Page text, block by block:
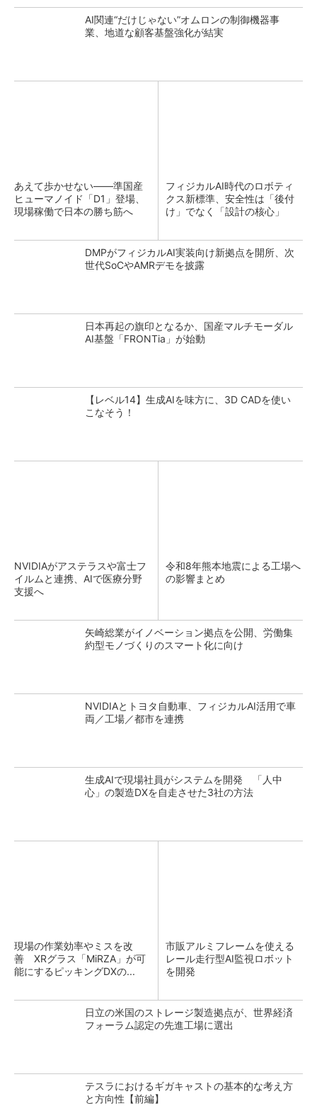
AI関連“だけじゃない”オムロンの制御機器事
業、地道な顧客基盤強化が結実
あえて歩かせない――準国産
ヒューマノイド「D1」登場、
現場稼働で日本の勝ち筋へ
フィジカルAI時代のロボティ
クス新標準、安全性は「後付
け」でなく「設計の核心」
DMPがフィジカルAI実装向け新拠点を開所、次
世代SoCやAMRデモを披露
日本再起の旗印となるか、国産マルチモーダル
AI基盤「FRONTia」が始動
【レベル14】生成AIを味方に、3D CADを使い
こなそう！
NVIDIAがアステラスや富士フ
イルムと連携、AIで医療分野
支援へ
令和8年熊本地震による工場へ
の影響まとめ
矢崎総業がイノベーション拠点を公開、労働集
約型モノづくりのスマート化に向け
NVIDIAとトヨタ自動車、フィジカルAI活用で車
両／工場／都市を連携
生成AIで現場社員がシステムを開発 「人中
心」の製造DXを自走させた3社の方法
現場の作業効率やミスを改
善 XRグラス「MiRZA」が可
能にするピッキングDXの...
市販アルミフレームを使える
レール走行型AI監視ロボット
を開発
日立の米国のストレージ製造拠点が、世界経済
フォーラム認定の先進工場に選出
テスラにおけるギガキャストの基本的な考え方
と方向性【前編】